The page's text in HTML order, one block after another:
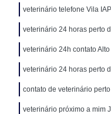
veterinário telefone Vila
veterinário 24 horas perto
veterinário 24h contato
veterinário 24 horas perto
contato de veterinário
veterinário próximo a mim